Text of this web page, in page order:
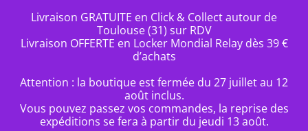
Livraison GRATUITE en Click & Collect autour de
Toulouse (31) sur RDV
Livraison OFFERTE en Locker Mondial Relay dès 39 €
d’achats
Attention : la boutique est fermée du 27 juillet au 12
août inclus.
Vous pouvez passez vos commandes, la reprise des
expéditions se fera à partir du jeudi 13 août.